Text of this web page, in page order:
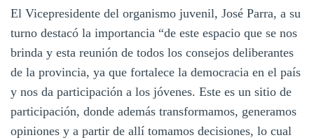
El Vicepresidente del organismo juvenil, José Parra, a su
turno destacó la importancia “de este espacio que se nos
brinda y esta reunión de todos los consejos deliberantes
de la provincia, ya que fortalece la democracia en el país
y nos da participación a los jóvenes. Este es un sitio de
participación, donde además transformamos, generamos
opiniones y a partir de allí tomamos decisiones, lo cual